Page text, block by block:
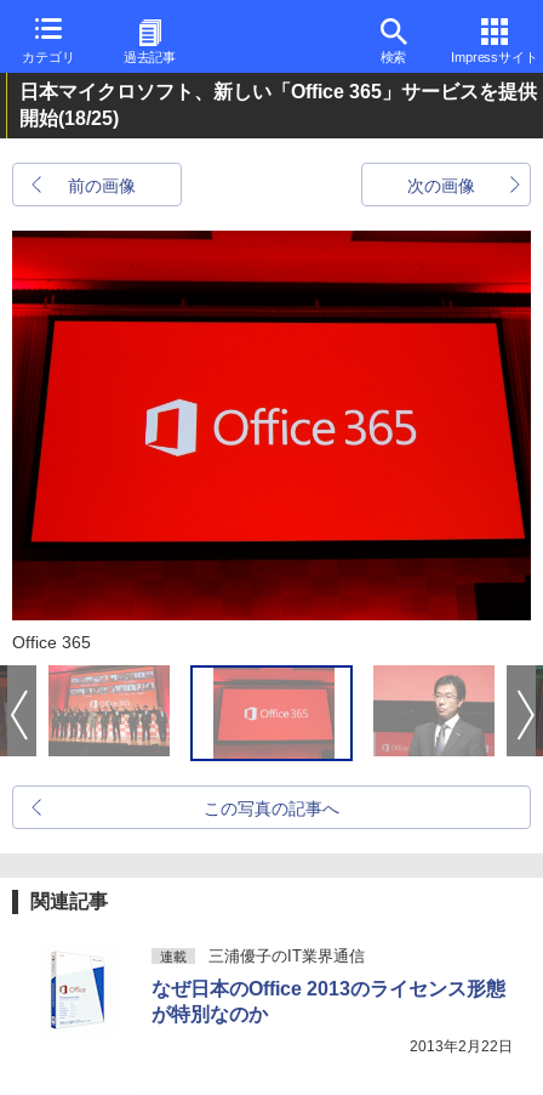
カテゴリ 過去記事 検索 Impressサイト
日本マイクロソフト、新しい「Office 365」サービスを提供
開始(18/25)
前の画像 次の画像
Office 365
この写真の記事へ
関連記事
連載 三浦優子のIT業界通信
なぜ日本のOffice 2013のライセンス形態
が特別なのか
2013年2月22日